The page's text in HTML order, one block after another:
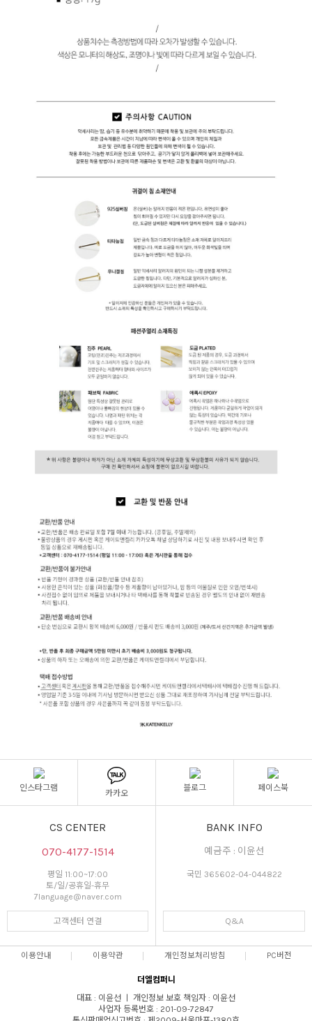
인스타그램
카카오
블로그 페이스북
CS CENTER
070-4177-1514
평일 11:00~17:00
토/일/공휴일-휴무
7language@naver.com
고객센터 연결
BANK INFO
예금주 : 이윤선
국민 365602-04-044822
Q&A
이용안내 이용약관 개인정보처리방침 PC버전
더엘컴퍼니
대표 : 이윤선 ㅣ 개인정보 보호 책임자 : 이윤선
사업자 등록번호 : 201-09-72847